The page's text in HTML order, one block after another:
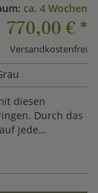
ca. 4 Wochen
770,00 € *
Versandkostenfrei
diesen
Durch das
jede
Produkt
ein einzigartiges